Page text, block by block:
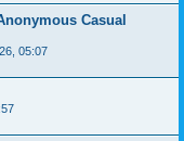
Casual
05:07